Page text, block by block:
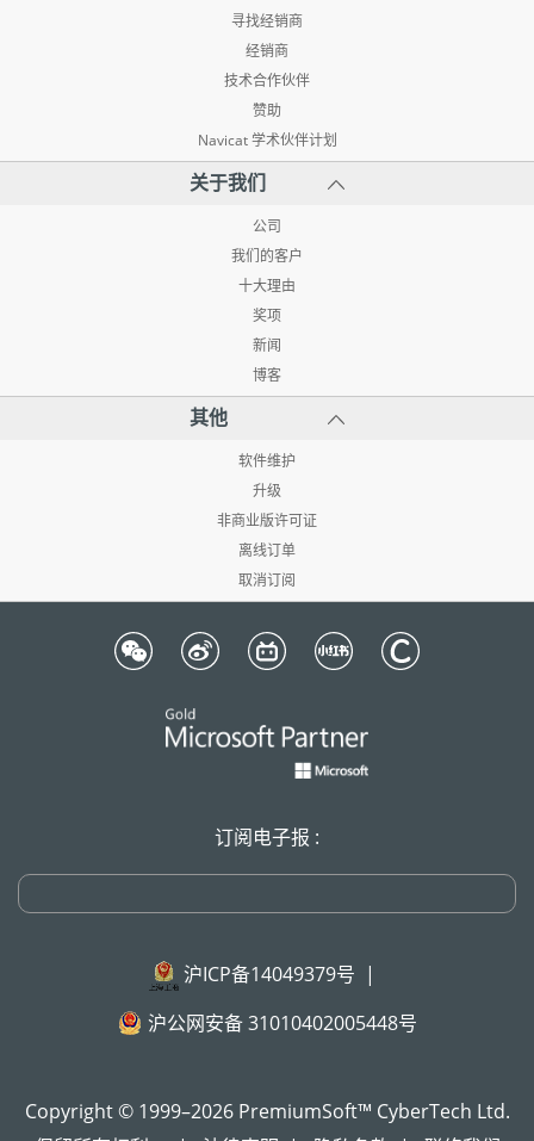
寻找经销商
经销商
技术合作伙伴
赞助
Navicat 学术伙伴计划
关于我们
公司
我们的客户
十大理由
奖项
新闻
博客
其他
软件维护
升级
非商业版许可证
离线订单
取消订阅
订阅电子报 :
沪ICP备14049379号 |
沪公网安备 31010402005448号
Copyright © 1999–2026 PremiumSoft™ CyberTech Ltd.